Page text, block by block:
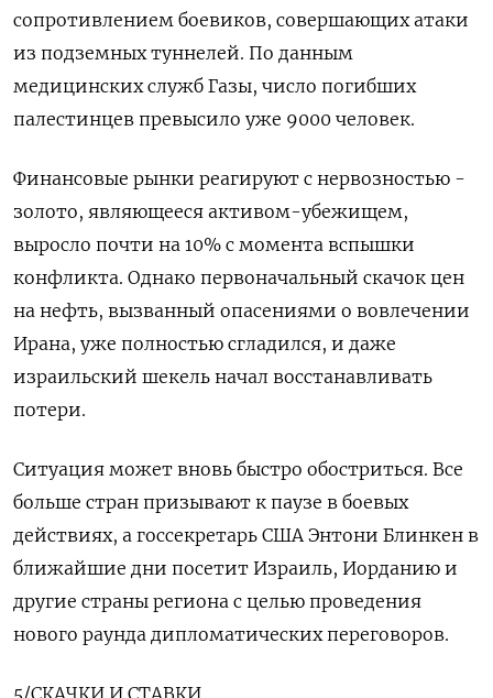
сопротивлением боевиков, совершающих атаки
из подземных туннелей. По данным
медицинских служб Газы, число погибших
палестинцев превысило уже 9000 человек.
Финансовые рынки реагируют с нервозностью -
золото, являющееся активом-убежищем,
выросло почти на 10% с момента вспышки
конфликта. Однако первоначальный скачок цен
на нефть, вызванный опасениями о вовлечении
Ирана, уже полностью сгладился, и даже
израильский шекель начал восстанавливать
потери.
Ситуация может вновь быстро обостриться. Все
больше стран призывают к паузе в боевых
действиях, а госсекретарь США Энтони Блинкен в
ближайшие дни посетит Израиль, Иорданию и
другие страны региона с целью проведения
нового раунда дипломатических переговоров.